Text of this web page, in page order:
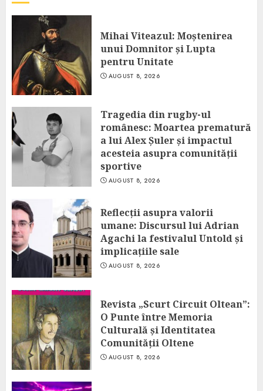
Mihai Viteazul: Moștenirea
unui Domnitor și Lupta
pentru Unitate
AUGUST 8, 2026
Tragedia din rugby-ul
românesc: Moartea prematură
a lui Alex Șuler și impactul
acesteia asupra comunității
sportive
AUGUST 8, 2026
Reflecții asupra valorii
umane: Discursul lui Adrian
Agachi la festivalul Untold și
implicațiile sale
AUGUST 8, 2026
Revista „Scurt Circuit Oltean”:
O Punte între Memoria
Culturală și Identitatea
Comunității Oltene
AUGUST 8, 2026